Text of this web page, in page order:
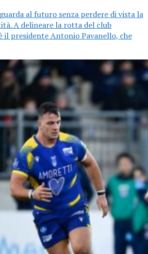
al futuro senza perdere di vista la
A delineare la rotta del club
il presidente Antonio Pavanello, che